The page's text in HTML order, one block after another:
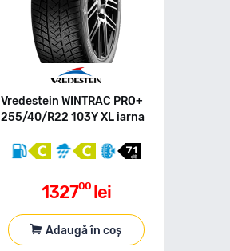
Vredestein WINTRAC PRO+
255/40/R22 103Y XL iarna
132700 lei
Adaugă în coș